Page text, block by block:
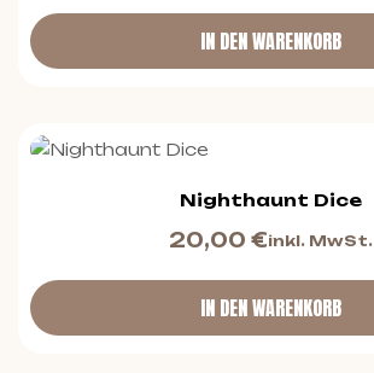
IN DEN WARENKORB
Nighthaunt Dice
20,00 €inkl. MwSt.
IN DEN WARENKORB